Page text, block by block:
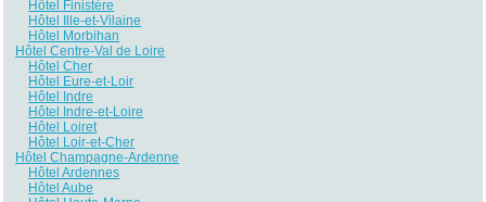
Hôtel Finistère
Hôtel Ille-et-Vilaine
Hôtel Morbihan
Hôtel Centre-Val de Loire
Hôtel Cher
Hôtel Eure-et-Loir
Hôtel Indre
Hôtel Indre-et-Loire
Hôtel Loiret
Hôtel Loir-et-Cher
Hôtel Champagne-Ardenne
Hôtel Ardennes
Hôtel Aube